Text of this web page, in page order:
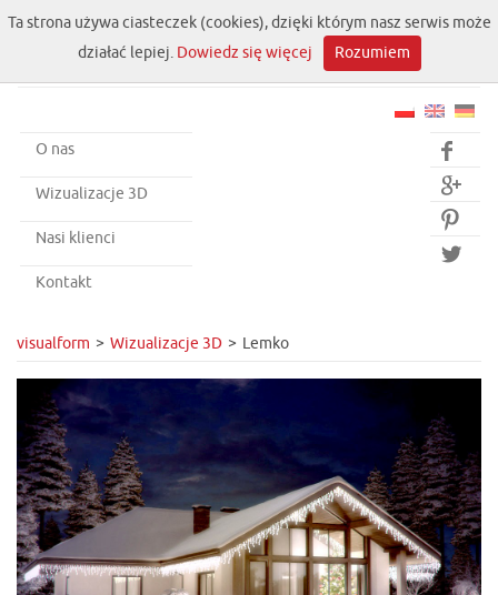




O nas
Wizualizacje 3D
Nasi klienci
Kontakt
visualform Wizualizacje 3D Lemko
Ta strona używa ciasteczek (cookies), dzięki którym nasz serwis może
działać lepiej. Dowiedz się więcej Rozumiem